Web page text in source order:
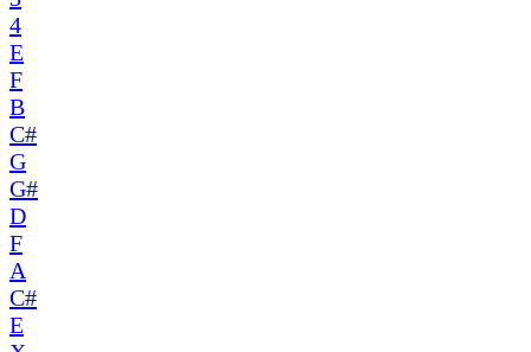
4
E
F
B
C#
G
G#
D
F
A
C#
E